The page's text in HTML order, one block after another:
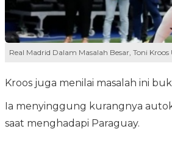
Real Madrid Dalam Masalah Besar, Toni
Kroos juga menilai masalah ini
Ia menyinggung kurangnya
saat menghadapi Paraguay.